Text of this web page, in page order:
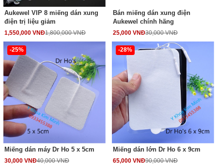
Aukewel VIP 8 miếng dán xung
điện trị liệu giảm
1,550,000 VNĐ1,800,000 VNĐ
Bán miếng dán xung điện
Aukewel chính hãng
25,000 VNĐ30,000 VNĐ
-25%
Miếng dán máy Dr Ho 5 x 5cm
30,000 VNĐ40,000 VNĐ
-28%
Miếng dán lớn Dr Ho 6 x 9cm
65,000 VNĐ90,000 VNĐ